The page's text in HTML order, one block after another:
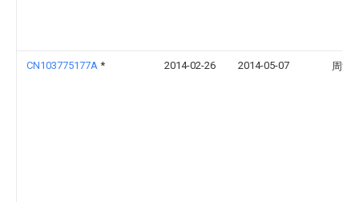
CN103775177A * 2014-02-26 2014-05-07 周洪